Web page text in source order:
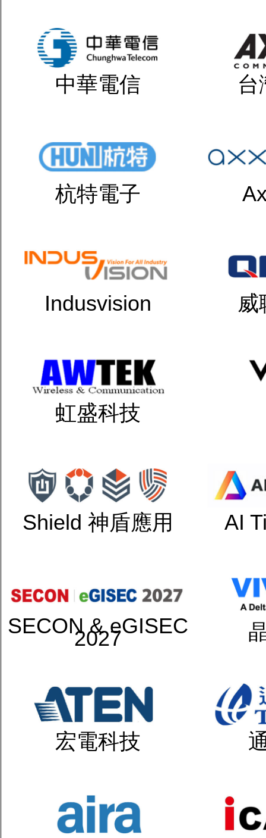
中華電信 台
杭特電子
Indusvision 威
虹盛科技
Shield 神盾應用 AI
SECON & eGISEC
2027
宏電科技